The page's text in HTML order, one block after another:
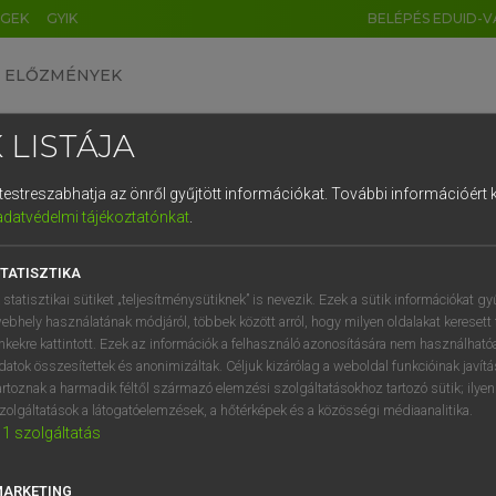
GYIK BELÉPÉS EDUID-
ELŐZMÉNYEK
uniós terminológiai szótár
VAN ELŐFIZETÉSED?
előfizetésem a teljes szócikk
NINCS ELŐFIZETÉSED?
LISTÁJA
az önről gyűjtött információkat. További információért
tájékoztatónkat.
statisztikai sütiket „teljesítménysütiknek” is nevezik. Ezek a sütik információkat
használatának módjáról, többek között arról, hogy milyen oldalakat keresett
kattintott. Ezek az információk a felhasználó azonosítására nem
összesítettek és anonimizáltak. Céljuk kizárólag a weboldal funkcióinak
a harmadik féltől származó elemzési szolgáltatásokhoz tartozó sütik;
a látogatóelemzések, a hőtérképek és a közösségi médiaanalitika.
1 szolgáltatás
DE CN FR ES IT NL
1 2 3 4 5 6 7 8 9
q w e r t z u i
a s d f g h j k l é
í y x c v b n m , .